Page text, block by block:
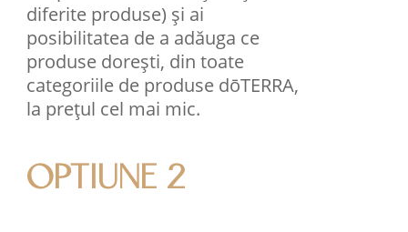
diferite produse) și ai
posibilitatea de a adăuga ce
produse dorești, din toate
categoriile de produse dōTERRA,
la prețul cel mai mic.
OPTIUNE 2